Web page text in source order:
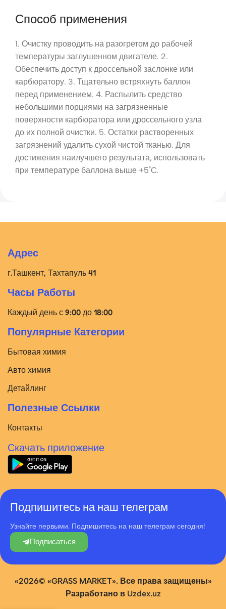
Способ применения
1. Очистку проводить на разогретом до рабочей
температуры заглушенном двигателе. 2.
Обеспечить доступ к дроссельной заслонке или
карбюратору. 3. Тщательно встряхнуть баллон
перед применением. 4. Распылить средство
небольшими порциями на загрязненные
поверхности карбюратора или дроссельного узла
до их полной очистки. 5. Остатки растворенных
загрязнений удалить сухой чистой тканью. Для
достижения наилучшего результата, использовать
при температуре баллона выше +5˚C.
Адрес
г.Ташкент, Тахтапуль 41
Часы Работы
Каждый день с 9:00 до 18:00
Популярные Категории
Бытовая химия
Авто химия
Детайлинг
Полезные Ссылки
Контакты
Скачать приложение
Подпишитесь на наш телеграм
Узнайте первыми. Подпишитесь на наш телеграм сегодня!
Подписаться
«2026© «GRASS MARKET». Все права защищены»
Разработано в Uzdex.uz